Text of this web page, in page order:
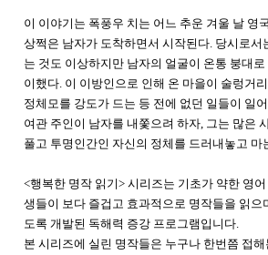
이 이야기는 폭풍우 치는 어느 추운 겨울 날 영
상쩍은 남자가 도착하면서 시작된다. 당시로서
는 것도 이상하지만 남자의 얼굴이 온통 붕대로
이했다. 이 이방인으로 인해 온 마을이 술렁거
정체모를 강도가 드는 등 전에 없던 일들이 일
여관 주인이 남자를 내쫓으려 하자, 그는 많은
풀고 투명인간인 자신의 정체를 드러내놓고
<행복한 명작 읽기> 시리즈는 기초가 약한 영
생들이 보다 즐겁고 효과적으로 명작들을 읽으
도록 개발된 독해력 증강 프로그램입니다.
본 시리즈에 실린 명작들은 누구나 한번쯤 접